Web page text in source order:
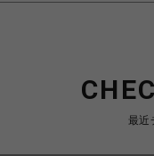
最近